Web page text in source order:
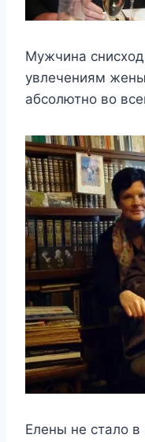
Мужчина
увлечениям
абсолютно во
Елены не стало